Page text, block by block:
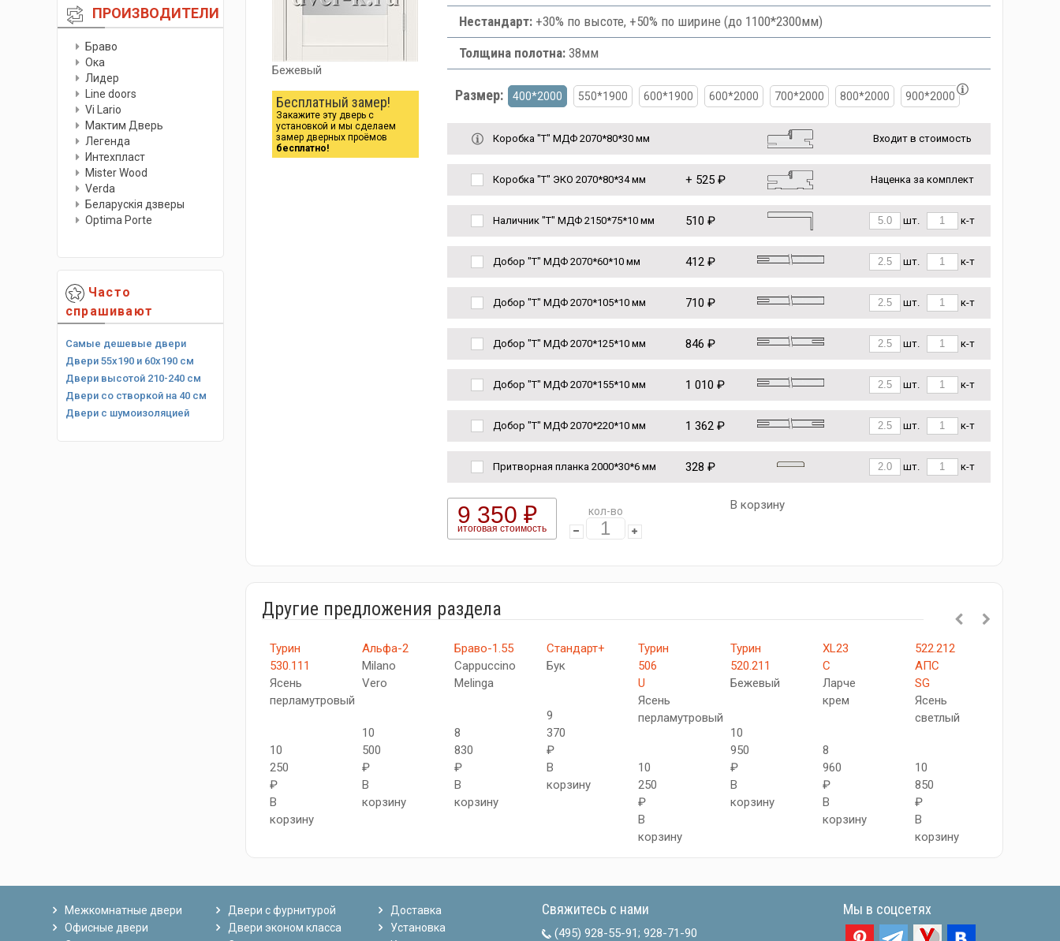
ПРОИЗВОДИТЕЛИ
Браво
Ока
Лидер
Line doors
Vi Lario
Мактим Дверь
Легенда
Интехпласт
Мister Wood
Verda
Беларускiя дзверы
Optima Porte
Часто
спрашивают
Самые дешевые двери
Двери 55х190 и 60х190 см
Двери высотой 210-240 см
Двери со створкой на 40 см
Двери с шумоизоляцией
Бежевый
Бесплатный замер!
Закажите эту дверь с
установкой и мы сделаем
замер дверных проёмов
бесплатно!
Нестандарт:+30% по высоте, +50% по ширине (до 1100*2300мм)
Толщина полотна:38мм
Размер: 400*2000 550*1900 600*1900 600*2000 700*2000 800*2000 900*2000
Коробка "Т" МДФ 2070*80*30 мм Входит в стоимость
Коробка "Т" ЭКО 2070*80*34 мм + 525 ₽ Наценка за комплект
Наличник "Т" МДФ 2150*75*10 мм 510 ₽ шт. к-т
Добор "Т" МДФ 2070*60*10 мм 412 ₽ шт. к-т
Добор "Т" МДФ 2070*105*10 мм 710 ₽ шт. к-т
Добор "Т" МДФ 2070*125*10 мм 846 ₽ шт. к-т
Добор "Т" МДФ 2070*155*10 мм 1 010 ₽ шт. к-т
Добор "Т" МДФ 2070*220*10 мм 1 362 ₽ шт. к-т
Притворная планка 2000*30*6 мм 328 ₽ шт. к-т
9 350 ₽
итоговая стоимость
кол-во В корзину
Другие предложения раздела
Турин
530.111
Ясень
перламутровый
10
250
₽
В
корзину
Альфа-2
Milano
Vero
10
500
₽
В
корзину
Браво-1.55
Cappuccino
Melinga
8
830
₽
В
корзину
Стандарт+
Бук
9
370
₽
В
корзину
Турин
506
U
Ясень
перламутровый
10
250
₽
В
корзину
Турин
520.211
Бежевый
10
950
₽
В
корзину
XL23
C
Ларче
крем
8
960
₽
В
корзину
522.212
АПC
SG
Ясень
светлый
10
850
₽
В
корзину
Межкомнатные двери
Офисные двери
Двери с фурнитурой
Двери эконом класса
Доставка
Установка
Свяжитесь с нами
(495) 928-55-91; 928-71-90
Мы в соцсетях